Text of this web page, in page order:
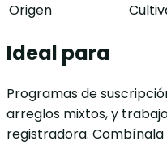
Origen
Ideal para
Programas de
arreglos mixtos, y
registradora.